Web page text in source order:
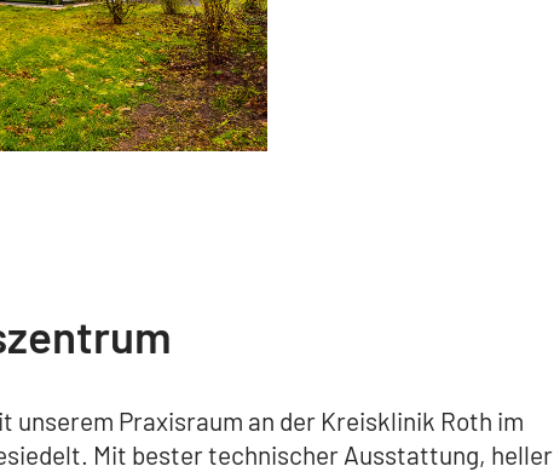
unserem Praxisraum an der Kreisklinik Roth im
Mit bester technischer Ausstattung, heller